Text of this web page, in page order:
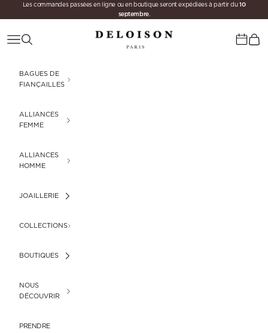
Passer au contenu
Les commandes passées en ligne ou en boutique seront expédiées à partir du10
septembre.
Deloison Paris
MenuRecherche
BAGUES DE
FIANÇAILLES
ALLIANCES
FEMME
ALLIANCES
HOMME
JOAILLERIE
COLLECTIONS
BOUTIQUES
NOUS
DÉCOUVRIR
PRENDRE